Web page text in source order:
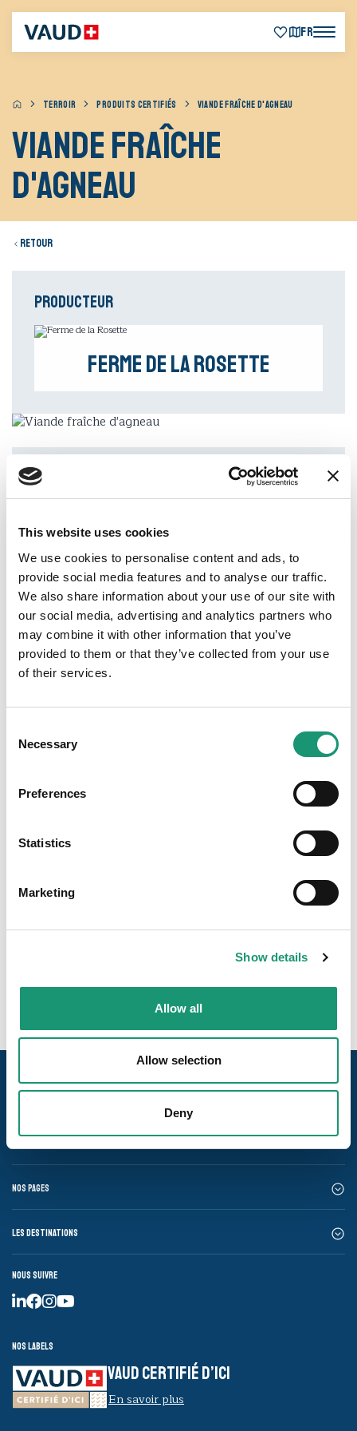
This website uses cookies
We use cookies to personalise content and ads, to
provide social media features and to analyse our traffic.
We also share information about your use of our site with
our social media, advertising and analytics partners who
may combine it with other information that you’ve
provided to them or that they’ve collected from your use
of their services.
Selection
Necessary
Preferences
Statistics
Marketing
Show details
Allow all
Allow selection
Deny
FR
TERROIR PRODUITS CERTIFIÉS VIANDE FRAÎCHE D'AGNEAU
Viande fraîche
d'agneau
Retour
Producteur
Ferme de la Rosette
Adresse
Téléphone
+41 (0)79 713 15 13
E-mail
s-daenzer@hotmail.com
Site web
Fabrication artisanale, produits de niche, quantités
Nos pages
Les destinations
Nous suivre
Nos labels
VAUD CERTIFIÉ D’ICI
En savoir plus